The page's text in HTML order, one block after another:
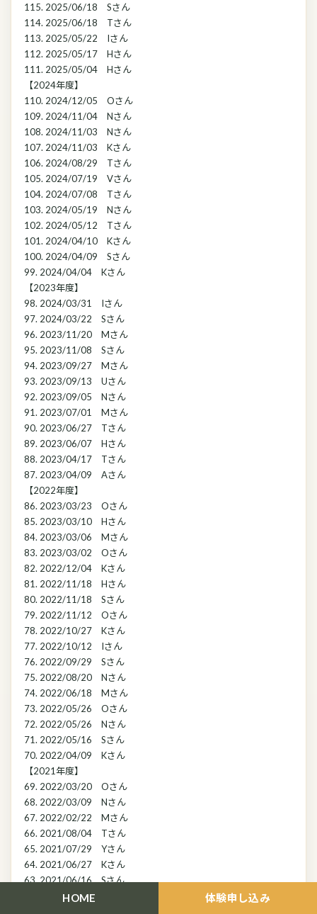
115. 2025/06/18 Sさん
114. 2025/06/18 Tさん
113. 2025/05/22 Iさん
112. 2025/05/17 Hさん
111. 2025/05/04 Hさん
【2024年度】
110. 2024/12/05 Oさん
109. 2024/11/04 Nさん
108. 2024/11/03 Nさん
107. 2024/11/03 Kさん
106. 2024/08/29 Tさん
105. 2024/07/19 Vさん
104. 2024/07/08 Tさん
103. 2024/05/19 Nさん
102. 2024/05/12 Tさん
101. 2024/04/10 Kさん
100. 2024/04/09 Sさん
99. 2024/04/04 Kさん
【2023年度】
98. 2024/03/31 Iさん
97. 2024/03/22 Sさん
96. 2023/11/20 Mさん
95. 2023/11/08 Sさん
94. 2023/09/27 Mさん
93. 2023/09/13 Uさん
92. 2023/09/05 Nさん
91. 2023/07/01 Mさん
90. 2023/06/27 Tさん
89. 2023/06/07 Hさん
88. 2023/04/17 Tさん
87. 2023/04/09 Aさん
【2022年度】
86. 2023/03/23 Oさん
85. 2023/03/10 Hさん
84. 2023/03/06 Mさん
83. 2023/03/02 Oさん
82. 2022/12/04 Kさん
81. 2022/11/18 Hさん
80. 2022/11/18 Sさん
79. 2022/11/12 Oさん
78. 2022/10/27 Kさん
77. 2022/10/12 Iさん
76. 2022/09/29 Sさん
75. 2022/08/20 Nさん
74. 2022/06/18 Mさん
73. 2022/05/26 Oさん
72. 2022/05/26 Nさん
71. 2022/05/16 Sさん
70. 2022/04/09 Kさん
【2021年度】
69. 2022/03/20 Oさん
68. 2022/03/09 Nさん
67. 2022/02/22 Mさん
66. 2021/08/04 Tさん
65. 2021/07/29 Yさん
64. 2021/06/27 Kさん
63. 2021/06/16 Sさん
62. 2021/04/25 Mさん
HOME 体験申し込み